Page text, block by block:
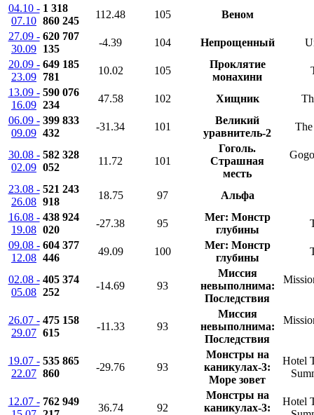
04.10 -
07.10
1 318
860 245
112.48 105
Веном
27.09 -
30.09
620 707
135
-4.39 104 Непрощенный
20.09 -
23.09
649 185
781
10.02 105
Проклятие
монахини
13.09 -
16.09
590 076
234
47.58 102 Хищник
06.09 -
09.09
399 833
432
-31.34 101
Великий
уравнитель-2
30.08 -
02.09
582 328
052
11.72 101
Гоголь.
Страшная
месть
23.08 -
26.08
521 243
918
18.75 97
Альфа
16.08 -
19.08
438 924
020
-27.38 95
Мег: Монстр
глубины
09.08 -
12.08
604 377
446
49.09 100
Мег: Монстр
глубины
02.08 -
05.08
405 374
252
-14.69 93
Миссия
невыполнима:
Последствия
26.07 -
29.07
475 158
615
-11.33 93
Миссия
невыполнима:
Последствия
19.07 -
22.07
535 865
860
-29.76 93
Монстры на
каникулах-3:
Море зовет
Hotel
12.07 - 762 949
36.74 92
Монстры на
каникулах-3:
Hotel